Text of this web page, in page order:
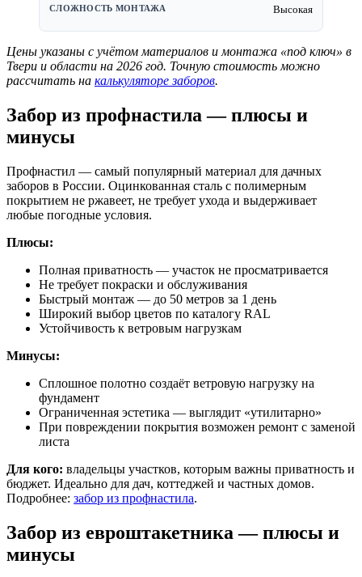
Высокая
Цены указаны с учётом материалов и монтажа «под ключ» в
Твери и области на 2026 год. Точную стоимость можно
рассчитать на калькуляторе заборов.
Забор из профнастила — плюсы и
минусы
Профнастил — самый популярный материал для дачных
заборов в России. Оцинкованная сталь с полимерным
покрытием не ржавеет, не требует ухода и выдерживает
любые погодные условия.
Плюсы:
Полная приватность — участок не просматривается
Не требует покраски и обслуживания
Быстрый монтаж — до 50 метров за 1 день
Широкий выбор цветов по каталогу RAL
Устойчивость к ветровым нагрузкам
Минусы:
Сплошное полотно создаёт ветровую нагрузку на
фундамент
Ограниченная эстетика — выглядит «утилитарно»
При повреждении покрытия возможен ремонт с заменой
листа
Для кого: владельцы участков, которым важны приватность и
бюджет. Идеально для дач, коттеджей и частных домов.
Подробнее: забор из профнастила.
Забор из евроштакетника — плюсы и
минусы